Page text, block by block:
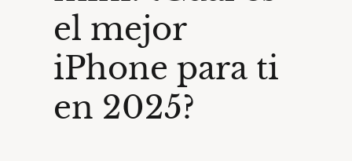
el mejor
iPhone para ti
en 2025?